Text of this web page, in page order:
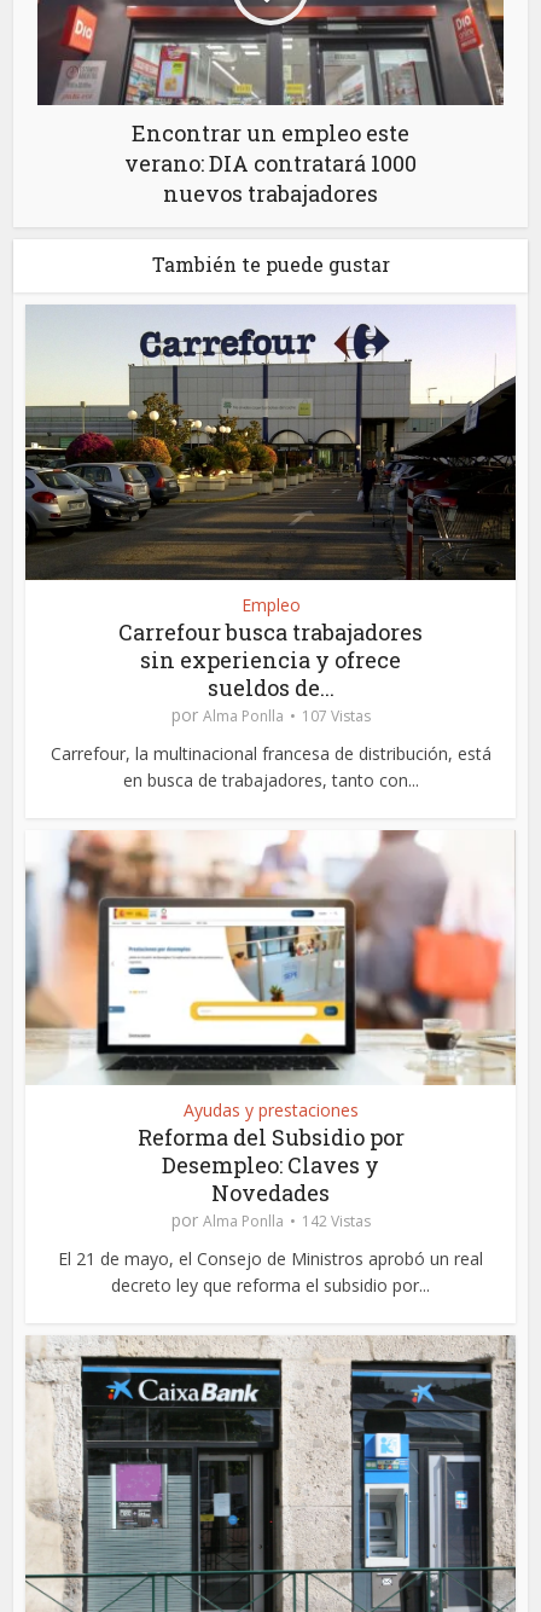
Encontrar un empleo este
verano: DIA contratará 1000
nuevos trabajadores
También te puede gustar
Empleo
Carrefour busca trabajadores
sin experiencia y ofrece
sueldos de...
por Alma Ponlla 107 Vistas
Carrefour, la multinacional francesa de distribución, está
en busca de trabajadores, tanto con...
Ayudas y prestaciones
Reforma del Subsidio por
Desempleo: Claves y
Novedades
por Alma Ponlla 142 Vistas
El 21 de mayo, el Consejo de Ministros aprobó un real
decreto ley que reforma el subsidio por...